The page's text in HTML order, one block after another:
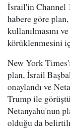
İsrail'in Channel
habere göre
kullanılmasını
körüklenmesini
New York
plan, İsrail
onaylandı ve
Trump ile
Netanyahu'nun
olduğu da